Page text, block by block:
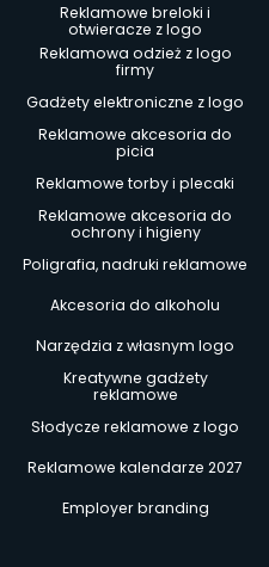
Reklamowe breloki i
otwieracze z logo
Reklamowa odzież z logo
firmy
Gadżety elektroniczne z logo
Reklamowe akcesoria do
picia
Reklamowe torby i plecaki
Reklamowe akcesoria do
ochrony i higieny
Poligrafia, nadruki reklamowe
Akcesoria do alkoholu
Narzędzia z własnym logo
Kreatywne gadżety
reklamowe
Słodycze reklamowe z logo
Reklamowe kalendarze 2027
Employer branding